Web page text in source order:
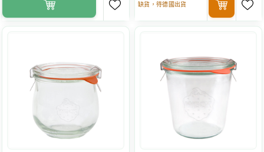
缺貨，待德國出貨